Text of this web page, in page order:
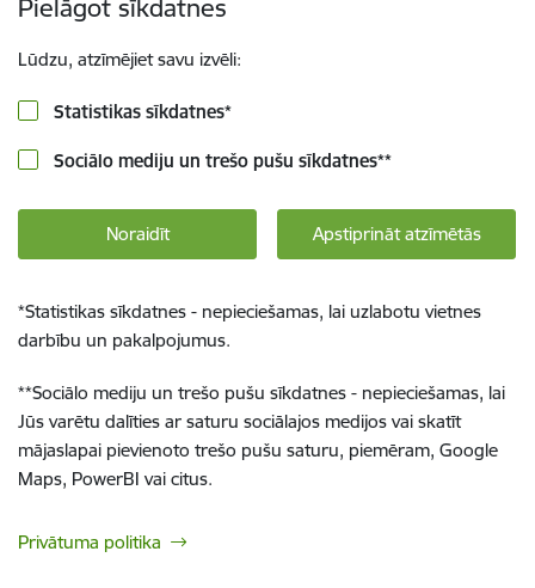
Pielāgot sīkdatnes
Lūdzu, atzīmējiet savu izvēli:
Statistikas sīkdatnes*
Sociālo mediju un trešo pušu sīkdatnes**
Noraidīt Apstiprināt atzīmētās
*Statistikas sīkdatnes - nepieciešamas, lai uzlabotu vietnes
darbību un pakalpojumus.
**Sociālo mediju un trešo pušu sīkdatnes - nepieciešamas, lai
Jūs varētu dalīties ar saturu sociālajos medijos vai skatīt
mājaslapai pievienoto trešo pušu saturu, piemēram, Google
Maps, PowerBI vai citus.
Privātuma politika